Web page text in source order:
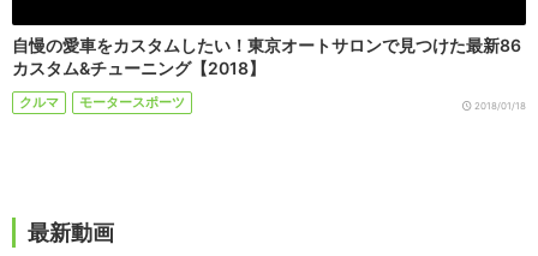
自慢の愛車をカスタムしたい！東京オートサロンで見つけた最新86
カスタム&チューニング【2018】
クルマ モータースポーツ 2018/01/18
最新動画